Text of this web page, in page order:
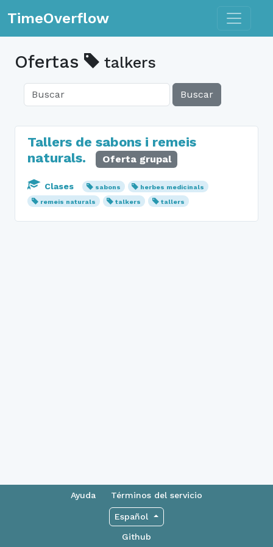
TimeOverflow Toggle
Ofertas talkers
Buscar
Tallers de sabons i remeis
naturals.
Oferta grupal
Clases sabons
herbes medicinals
remeis naturals
talkers tallers
Ayuda Términos del servicio
Español
Github